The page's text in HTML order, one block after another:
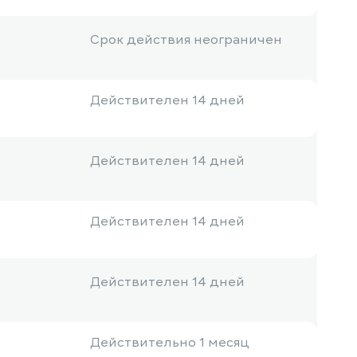
Срок действия неограничен
Действителен 14 дней
Действителен 14 дней
Действителен 14 дней
Действителен 14 дней
Действительно 1 месяц